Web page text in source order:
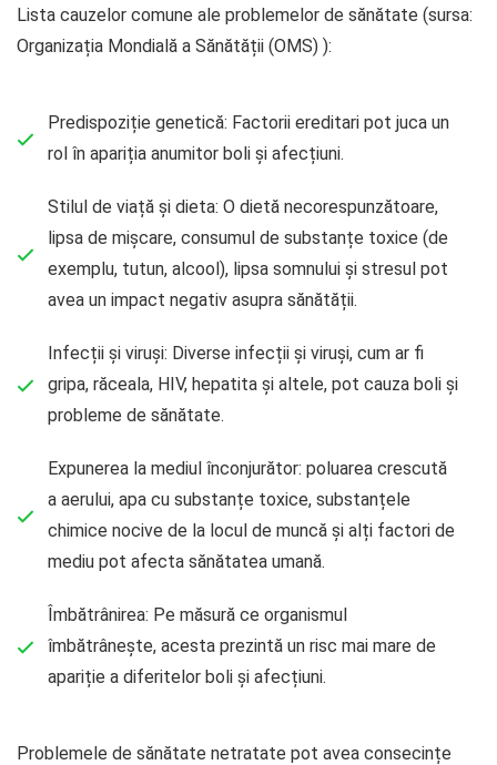
Lista cauzelor comune ale problemelor de sănătate (sursa:
Organizația Mondială a Sănătății (OMS) ):
Predispoziție genetică: Factorii ereditari pot juca un
rol în apariția anumitor boli și afecțiuni.
Stilul de viață și dieta: O dietă necorespunzătoare,
lipsa de mișcare, consumul de substanțe toxice (de
exemplu, tutun, alcool), lipsa somnului și stresul pot
avea un impact negativ asupra sănătății.
Infecții și viruși: Diverse infecții și viruși, cum ar fi
gripa, răceala, HIV, hepatita și altele, pot cauza boli și
probleme de sănătate.
Expunerea la mediul înconjurător: poluarea crescută
a aerului, apa cu substanțe toxice, substanțele
chimice nocive de la locul de muncă și alți factori de
mediu pot afecta sănătatea umană.
Îmbătrânirea: Pe măsură ce organismul
îmbătrânește, acesta prezintă un risc mai mare de
apariție a diferitelor boli și afecțiuni.
Problemele de sănătate netratate pot avea consecințe